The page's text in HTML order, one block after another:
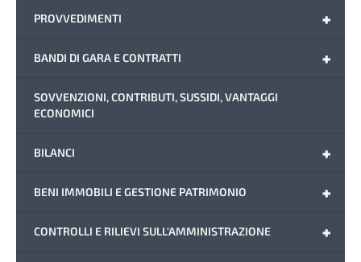
+
PROVVEDIMENTI
+
BANDI DI GARA E CONTRATTI
SOVVENZIONI, CONTRIBUTI, SUSSIDI, VANTAGGI
ECONOMICI
+
BILANCI
+
BENI IMMOBILI E GESTIONE PATRIMONIO
+
CONTROLLI E RILIEVI SULL'AMMINISTRAZIONE